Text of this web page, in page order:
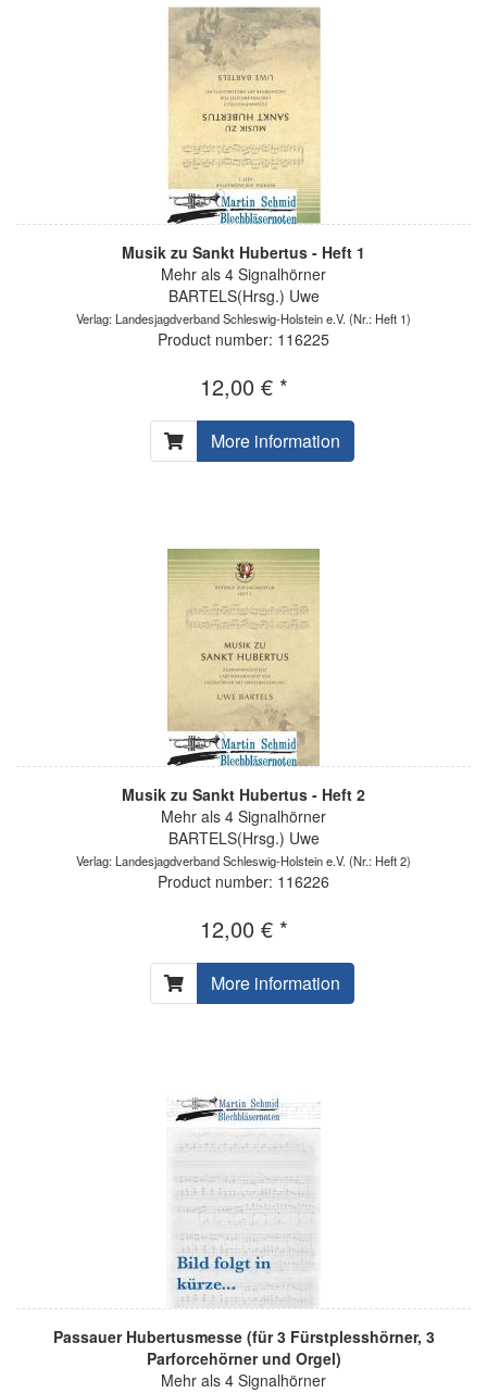
Musik zu Sankt Hubertus - Heft 1
Mehr als 4 Signalhörner
BARTELS(Hrsg.) Uwe
Verlag: Landesjagdverband Schleswig-Holstein e.V. (Nr.: Heft 1)
Product number: 116225
12,00 € *
More information
Musik zu Sankt Hubertus - Heft 2
Mehr als 4 Signalhörner
BARTELS(Hrsg.) Uwe
Verlag: Landesjagdverband Schleswig-Holstein e.V. (Nr.: Heft 2)
Product number: 116226
12,00 € *
More information
Passauer Hubertusmesse (für 3 Fürstplesshörner, 3
Parforcehörner und Orgel)
Mehr als 4 Signalhörner